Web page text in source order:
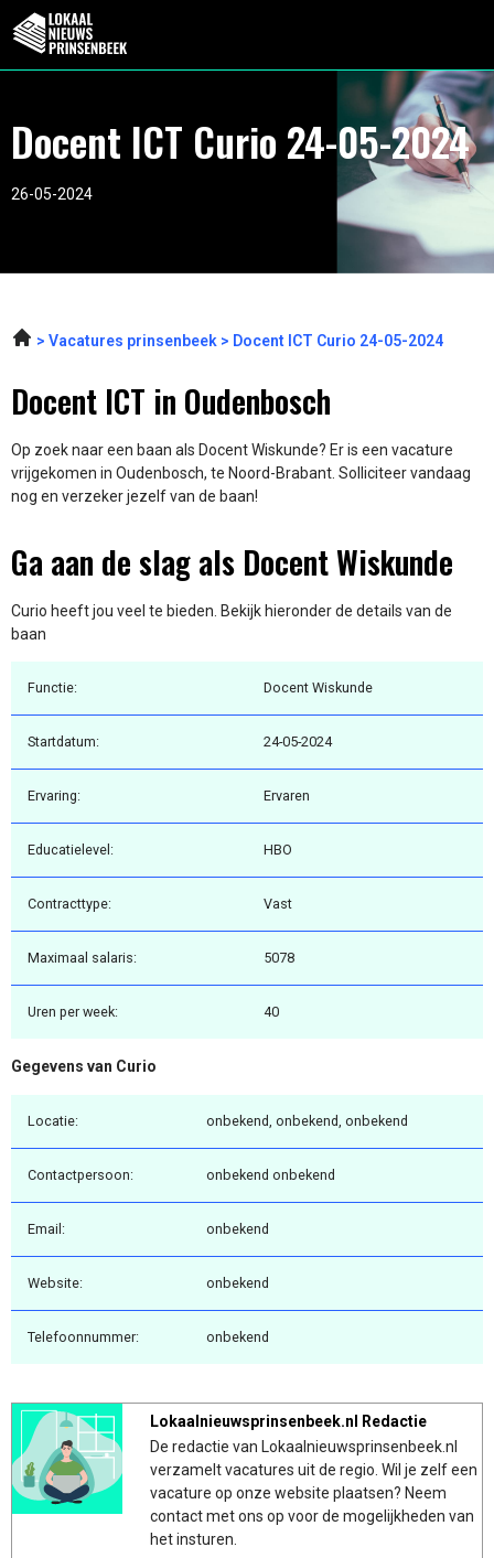
Docent ICT Curio 24-05-2024
26-05-2024
Vacatures prinsenbeek Docent ICT Curio 24-05-2024
Docent ICT in Oudenbosch
Op zoek naar een baan als Docent Wiskunde? Er is een vacature
vrijgekomen in Oudenbosch, te Noord-Brabant. Solliciteer vandaag
nog en verzeker jezelf van de baan!
Ga aan de slag als Docent Wiskunde
Curio heeft jou veel te bieden. Bekijk hieronder de details van de
baan
Functie: Docent Wiskunde
Startdatum: 24-05-2024
Ervaring: Ervaren
Educatielevel: HBO
Contracttype: Vast
Maximaal salaris: 5078
Uren per week: 40
Gegevens van Curio
Locatie: onbekend, onbekend, onbekend
Contactpersoon: onbekend onbekend
Email: onbekend
Website: onbekend
Telefoonnummer: onbekend
Lokaalnieuwsprinsenbeek.nl Redactie
De redactie van Lokaalnieuwsprinsenbeek.nl
verzamelt vacatures uit de regio. Wil je zelf een
vacature op onze website plaatsen? Neem
contact met ons op voor de mogelijkheden van
het insturen.